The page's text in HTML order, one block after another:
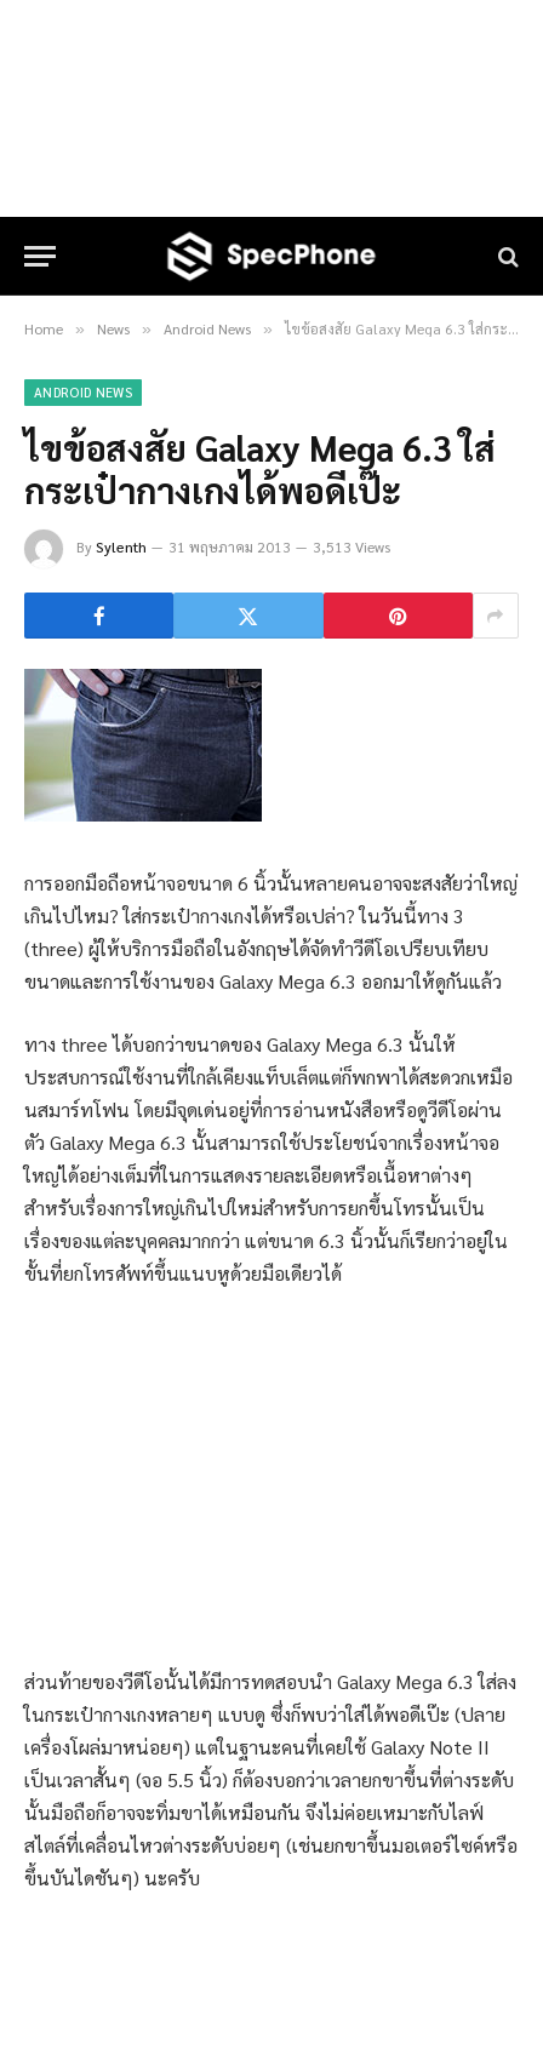
Home » News » Android News » ไขข้อสงสัย Galaxy Mega 6.3 ใส่กระเป๋ากางเกงได้พอดีเป๊ะ
ANDROID NEWS
ไขข้อสงสัย Galaxy Mega 6.3 ใส่
กระเป๋ากางเกงได้พอดีเป๊ะ
BySylenth 31 พฤษภาคม 2013 3,513 Views
การออกมือถือหน้าจอขนาด 6 นิ้วนั้นหลายคนอาจจะสงสัยว่าใหญ่
เกินไปไหม? ใส่กระเป๋ากางเกงได้หรือเปล่า? ในวันนี้ทาง 3
(three) ผู้ให้บริการมือถือในอังกฤษได้จัดทำวีดีโอเปรียบเทียบ
ขนาดและการใช้งานของ Galaxy Mega 6.3 ออกมาให้ดูกันแล้ว
ทาง three ได้บอกว่าขนาดของ Galaxy Mega 6.3 นั้นให้
ประสบการณ์ใช้งานที่ใกล้เคียงแท็บเล็ตแต่ก็พกพาได้สะดวกเหมือ
นสมาร์ทโฟน โดยมีจุดเด่นอยู่ที่การอ่านหนังสือหรือดูวีดีโอผ่าน
ตัว Galaxy Mega 6.3 นั้นสามารถใช้ประโยชน์จากเรื่องหน้าจอ
ใหญ่ได้อย่างเต็มที่ในการแสดงรายละเอียดหรือเนื้อหาต่างๆ
สำหรับเรื่องการใหญ่เกินไปใหม่สำหรับการยกขึ้นโทรนั้นเป็น
เรื่องของแต่ละบุคคลมากกว่า แต่ขนาด 6.3 นิ้วนั้นก็เรียกว่าอยู่ใน
ขั้นที่ยกโทรศัพท์ขึ้นแนบหูด้วยมือเดียวได้
ส่วนท้ายของวีดีโอนั้นได้มีการทดสอบนำ Galaxy Mega 6.3 ใส่ลง
ในกระเป๋ากางเกงหลายๆ แบบดู ซึ่งก็พบว่าใส่ได้พอดีเป๊ะ (ปลาย
เครื่องโผล่มาหน่อยๆ) แต่ในฐานะคนที่เคยใช้ Galaxy Note II
เป็นเวลาสั้นๆ (จอ 5.5 นิ้ว) ก็ต้องบอกว่าเวลายกขาขึ้นที่ต่างระดับ
นั้นมือถือก็อาจจะทิ่มขาได้เหมือนกัน จึงไม่ค่อยเหมาะกับไลฟ์
สไตล์ที่เคลื่อนไหวต่างระดับบ่อยๆ (เช่นยกขาขึ้นมอเตอร์ไซค์หรือ
ขึ้นบันไดชันๆ) นะครับ